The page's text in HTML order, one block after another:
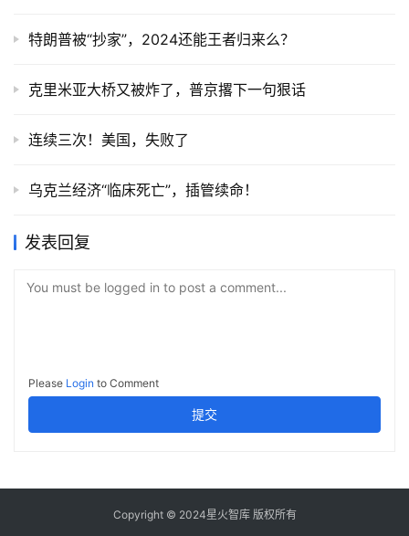
特朗普被“抄家”，2024还能王者归来么？
克里米亚大桥又被炸了，普京撂下一句狠话
连续三次！美国，失败了
乌克兰经济“临床死亡”，插管续命！
发表回复
You must be logged in to post a comment...
Please Login to Comment
提交
Copyright © 2024星火智库 版权所有